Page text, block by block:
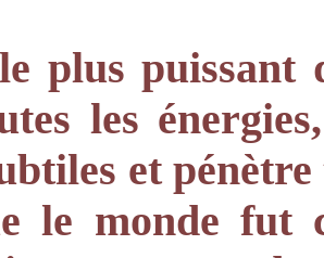
plus puissant
les
et
le monde fut